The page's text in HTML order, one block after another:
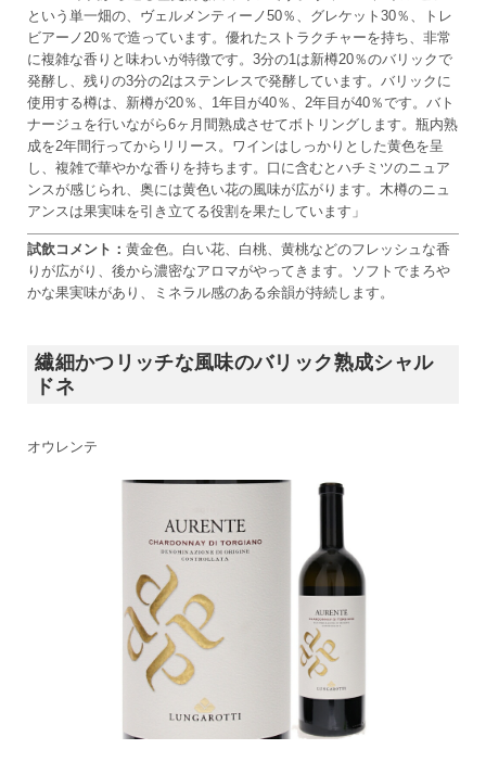
という単一畑の、ヴェルメンティーノ50％、グレケット30％、トレ
ビアーノ20％で造っています。優れたストラクチャーを持ち、非常
に複雑な香りと味わいが特徴です。3分の1は新樽20％のバリックで
発酵し、残りの3分の2はステンレスで発酵しています。バリックに
使用する樽は、新樽が20％、1年目が40％、2年目が40％です。バト
ナージュを行いながら6ヶ月間熟成させてボトリングします。瓶内熟
成を2年間行ってからリリース。ワインはしっかりとした黄色を呈
し、複雑で華やかな香りを持ちます。口に含むとハチミツのニュア
ンスが感じられ、奥には黄色い花の風味が広がります。木樽のニュ
アンスは果実味を引き立てる役割を果たしています」
試飲コメント： 黄金色。白い花、白桃、黄桃などのフレッシュな香
りが広がり、後から濃密なアロマがやってきます。ソフトでまろや
かな果実味があり、ミネラル感のある余韻が持続します。
繊細かつリッチな風味のバリック熟成シャル
ドネ
オウレンテ